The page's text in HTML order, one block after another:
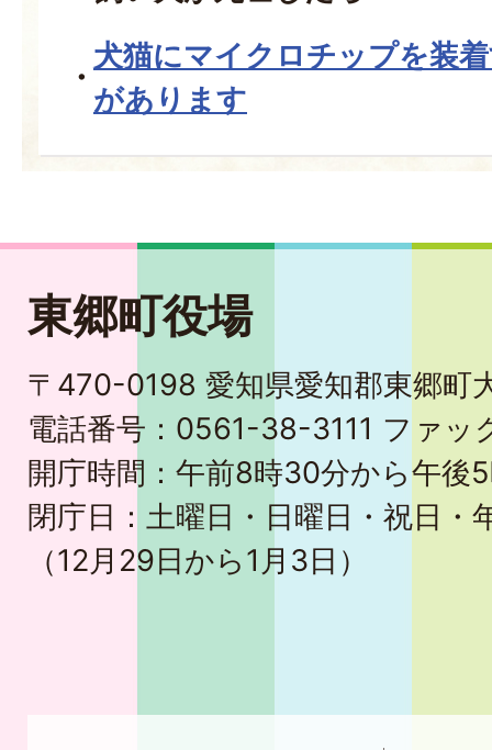
犬猫にマイクロチップを装
があります
東郷町役場
〒470-0198 愛知県愛知郡東郷町
電話番号：0561-38-3111 ファ
開庁時間：午前8時30分から午後
閉庁日：土曜日・日曜日・祝日・
（12月29日から1月3日）